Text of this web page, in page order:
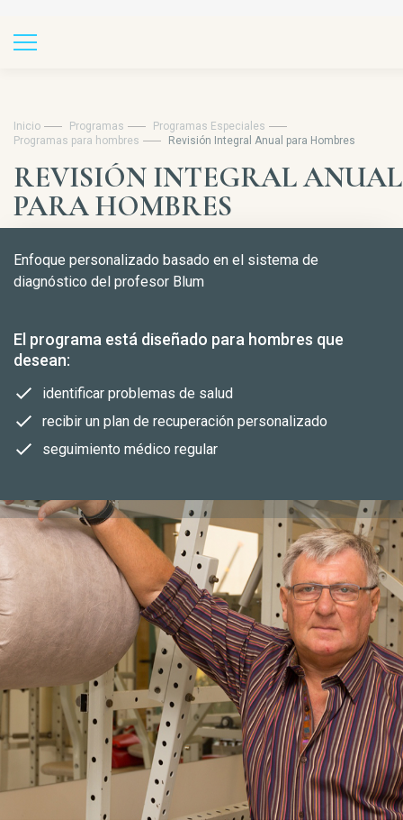
Inicio Programas
Programas Especiales
Programas para hombres
Revisión Integral Anual para Hombres
REVISIÓN INTEGRAL ANUAL
PARA HOMBRES
Enfoque personalizado basado en el sistema de
diagnóstico del profesor Blum
El programa está diseñado para hombres que
desean:
identificar problemas de salud
recibir un plan de recuperación personalizado
seguimiento médico regular